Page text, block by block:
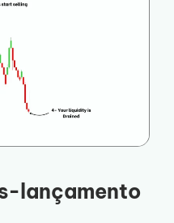
lançamento